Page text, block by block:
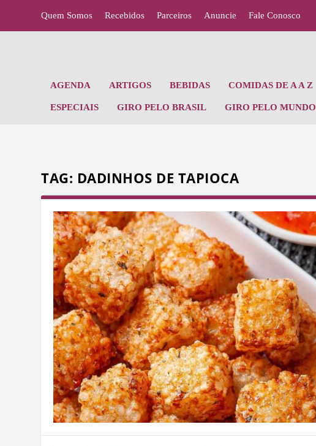
Quem Somos Recebidos Parceiros Anuncie Fale Conosco
AGENDA ARTIGOS BEBIDAS COMIDAS DE A A Z
ESPECIAIS GIRO PELO BRASIL GIRO PELO MUNDO
TAG: DADINHOS DE TAPIOCA